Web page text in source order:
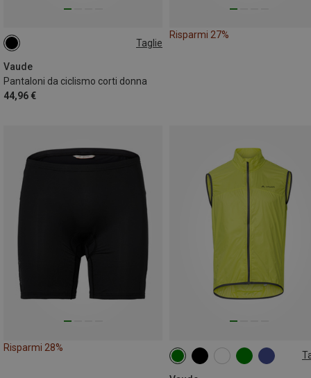
Taglie
Vaude
Pantaloni da ciclismo corti donna
44,96 €
Risparmi 27%
Risparmi 28%
S M L XL